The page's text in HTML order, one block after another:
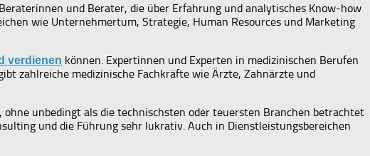
und Berater, die über Erfahrung und analytisches Know-how
wie Unternehmertum, Strategie, Human Resources und Marketing
verdienen können. Expertinnen und Experten in medizinischen Berufen
zahlreiche medizinische Fachkräfte wie Ärzte, Zahnärzte und
unbedingt als die technischsten oder teuersten Branchen betrachtet
und die Führung sehr lukrativ. Auch in Dienstleistungsbereichen